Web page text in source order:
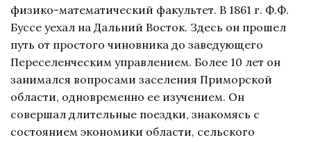
физико-математический факультет. В 1861 г. Ф.Ф.
Буссе уехал на Дальний Восток. Здесь он прошел
путь от простого чиновника до заведующего
Переселенческим управлением. Более 10 лет он
занимался вопросами заселения Приморской
области, одновременно ее изучением. Он
совершал длительные поездки, знакомясь с
состоянием экономики области, сельского